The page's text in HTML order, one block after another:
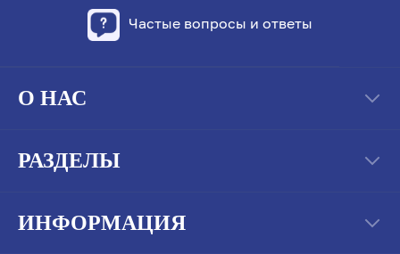
Частые вопросы и ответы
О НАС
РАЗДЕЛЫ
ИНФОРМАЦИЯ